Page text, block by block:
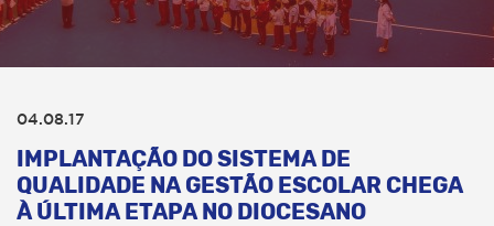
04.08.17
IMPLANTAÇÃO DO SISTEMA DE
QUALIDADE NA GESTÃO ESCOLAR CHEGA
À ÚLTIMA ETAPA NO DIOCESANO